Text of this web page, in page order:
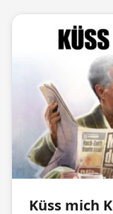
Küss mich